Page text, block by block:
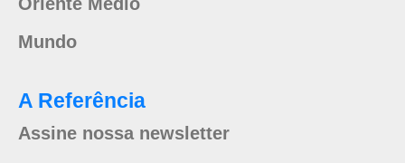
Mundo
A Referência
Assine nossa newsletter